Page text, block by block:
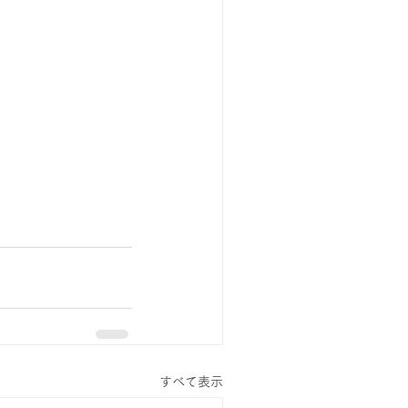
すべて表示